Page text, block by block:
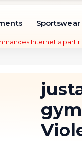
Sportswear
Internet à